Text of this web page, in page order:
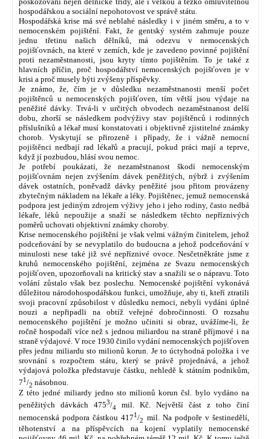
hospodářskou a sociální nepohotovost ve správě státu.
Hospodářská krise má své neblahé následky i v jiném směru, a to v
nemocenském pojištění. Fakt, že gentský systém zahrnuje pouze
jednu třetinu našich dělníků, má odezvu v nemocenských
pojišťovnách, na které v zemích, kde je zavedeno povinné pojištění
proti nezaměstnanosti, jsou kryty tímto pojištěním. To je také z
hlavních příčin, proč hospodářství nemocenských pojišťoven je v
krisi a proč musely býti zvýšeny příspěvky.
Je známo, že, čím je v důsledku nezaměstnanosti menší počet
pojištěnců u nemocenských pojišťoven, tím větší jsou výdaje na
peněžité dávky. Trvá-li v určitých obvodech nezaměstnanost delší
dobu, zhorší se následkem podvýživy stav pojištěnců i rodinných
příslušníků a lékař musí konstatovati i objektivně zjistitelné známky
chorob. Vyskytují se přirozeně i případy, že i vážně nemocní
pojištěnci nedbají rad lékařů a pracují, pokud práci mají a teprve,
když jí pozbudou, hlásí svou nemoc.
Je potřebí poukázati, že nezaměstnanost škodí nemocenským
pojišťovnám nejen zvýšením dávek peněžitých, nýbrž i zvýšením
dávek ostatních, poněvadž dávky peněžité jsou přitom provázeny
zbytečným nákladem na lékaře a léky. Pojištěnec, jemuž nemocenská
podpora jest jediným zdrojem výživy jeho i jeho rodiny, často nedbá
lékaře, léků nepoužije a snaží se následkem těchto nepříznivých
poměrů uchovati objektivní známky choroby.
Krise nemocenského pojištění je však velmi vážným činitelem, jehož
podceňování by se nevyplatilo do budoucna a jehož podceňování v
minulosti nese také již své nepříznivé ovoce. Nesčetněkráte jsme z
kruhů nemocenského pojištění, zejména ze Svazu nemocenských
pojišťoven, upozorňovali na kritický stav a snažili se o nápravu. Toto
volání zůstalo však bez poslechu. Nemocenské pojištění vykonává
důležitou národohospodářskou funkci, umožňuje, aby ti, kteří ztratili
svoji pracovní způsobilost v důsledku nemoci, nebyli vydáni úplné
nouzi a nepřipadli na obtíž veřejné dobročinnosti. O rozsahu
nemocenského pojištění je možno učiniti si obraz, uvážíme-li, že
ročně hospodaří více než s jednou miliardou na straně příjmové i na
straně výdajové. V roce 1930 činilo vydání nemocenských pojišťoven
přes jednu miliardu sto milionů korun. Je to úctyhodná položka i ve
srovnání s rozpočtem státu, který se právě projednává, a jehož
výdajová položka představuje částku, nehledě k státním podnikům,
71/2 násobnou.
Z této jedné miliardy jedno sto milionů korun čsl. bylo vydáno na
peněžitých dávkách 4753/4
mil. Kč. Největší část z toho činí
nemocenská podpora částkou 4171/2 mil. Na podpoře v šestinedělí,
těhotenství a na příspěvcích na kojení vyplatily nemocenské